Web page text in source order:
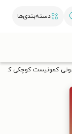
دسته‌بندی‌ها
کمونیست کوچکی که